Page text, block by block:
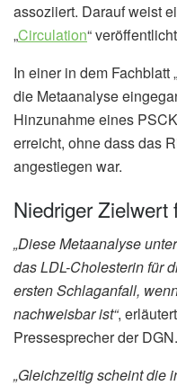
assoziiert. Darauf weist
„Circulation“
In einer in dem Fachblatt „
die Metaanalyse
Hinzunahme eines
erreicht, ohne dass das
angestiegen war.
Niedriger Zielwert
„Diese Metaanalyse
das LDL-Cholesterin für
ersten Schlaganfall,
nachweisbar ist“,
Pressesprecher der DGN.
„Gleichzeitig scheint die